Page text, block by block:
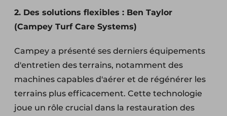
2. Des solutions flexibles : Ben Taylor
(Campey Turf Care Systems)
Campey a présenté ses derniers équipements
d'entretien des terrains, notamment des
machines capables d'aérer et de régénérer les
terrains plus efficacement. Cette technologie
joue un rôle crucial dans la restauration des